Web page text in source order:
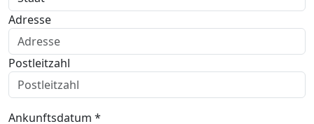
Adresse
Postleitzahl
Ankunftsdatum *